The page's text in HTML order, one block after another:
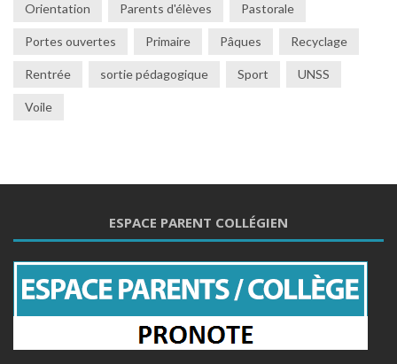
Orientation Parents d'élèves Pastorale
Portes ouvertes Primaire Pâques Recyclage
Rentrée sortie pédagogique Sport UNSS
Voile
ESPACE PARENT COLLÉGIEN